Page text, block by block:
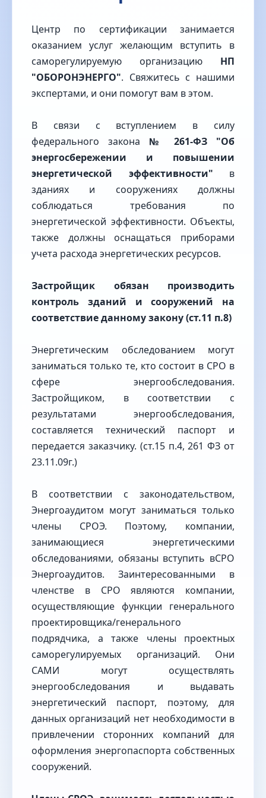
Центр по сертификации занимается
оказанием услуг желающим вступить в
саморегулируемую организацию НП
"ОБОРОНЭНЕРГО". Свяжитесь с нашими
экспертами, и они помогут вам в этом.
В связи с вступлением в силу
федерального закона № 261-ФЗ "Об
энергосбережении и повышении
энергетической эффективности" в
зданиях и сооружениях должны
соблюдаться требования по
энергетической эффективности. Объекты,
также должны оснащаться приборами
учета расхода энергетических ресурсов.
Застройщик обязан производить
контроль зданий и сооружений на
соответствие данному закону (ст.11 п.8)
Энергетическим обследованием могут
заниматься только те, кто состоит в СРО в
сфере энергообследования.
Застройщиком, в соответствии с
результатами энергообследования,
составляется технический паспорт и
передается заказчику. (ст.15 п.4, 261 ФЗ от
23.11.09г.)
В соответствии с законодательством,
Энергоаудитом могут заниматься только
члены СРОЭ. Поэтому, компании,
занимающиеся энергетическими
обследованиями, обязаны вступить вСРО
Энергоаудитов. Заинтересованными в
членстве в СРО являются компании,
осуществляющие функции генерального
проектировщика/генерального
подрядчика, а также члены проектных
саморегулируемых организаций. Они
САМИ могут осуществлять
энергообследования и выдавать
энергетический паспорт, поэтому, для
данных организаций нет необходимости в
привлечении сторонних компаний для
оформления энергопаспорта собственных
сооружений.